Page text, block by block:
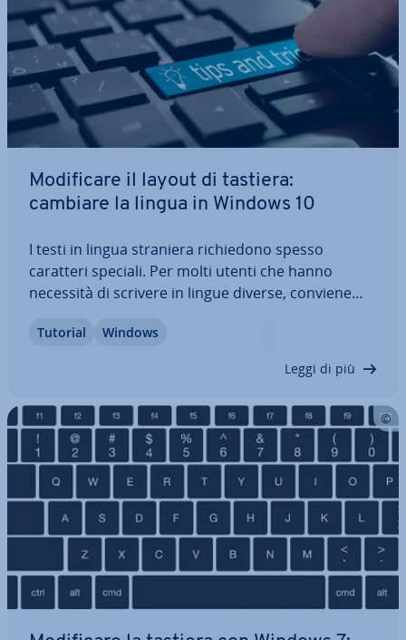
Mo­di­fi­ca­re il layout di tastiera:
cambiare la lingua in Windows 10
I testi in lingua straniera ri­chie­do­no spesso
caratteri speciali. Per molti utenti che hanno
necessità di scrivere in lingue diverse, conviene
di tasti di Windows 10 con­sen­to­no di passare ra­pi­
Tutorial Windows
Leggi di più